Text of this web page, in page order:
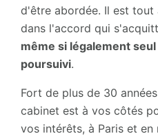
d'être abordée. Il est
dans l'accord qui
même si légalement
poursuivi.
Fort de plus de 30
cabinet est à vos côtés
vos intérêts, à Paris et en